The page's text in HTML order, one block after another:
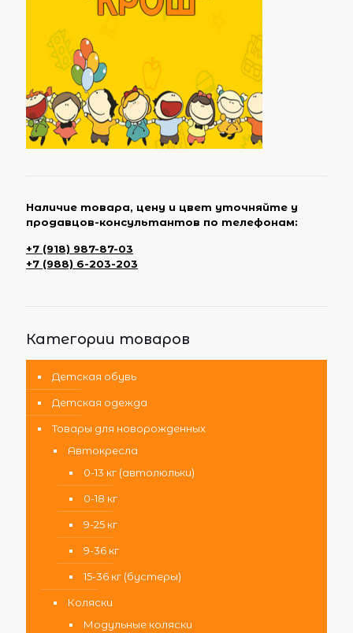
Наличие товара, цену и цвет уточняйте у
продавцов-консультантов по телефонам:
+7 (918) 987-87-03
+7 (988) 6-203-203
Категории товаров
Детская обувь
Детская одежда
Товары для новорожденных
Автокресла
0-13 кг (автолюльки)
0-18 кг
9-25 кг
9-36 кг
15-36 кг (бустеры)
Коляски
Модульные коляски